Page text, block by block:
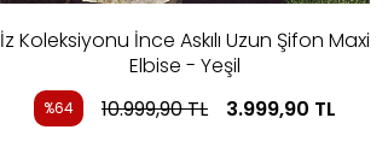
İz Koleksiyonu İnce Askılı Uzun Şifon Maxi
Elbise - Yeşil
%64 10.999,90TL 3.999,90 TL